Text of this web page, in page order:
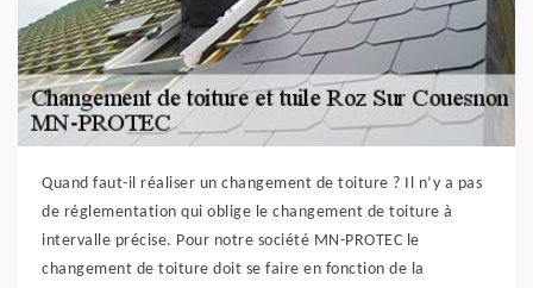
Quand faut-il réaliser un changement de toiture ? Il n’y a pas
de réglementation qui oblige le changement de toiture à
intervalle précise. Pour notre société MN-PROTEC le
changement de toiture doit se faire en fonction de la